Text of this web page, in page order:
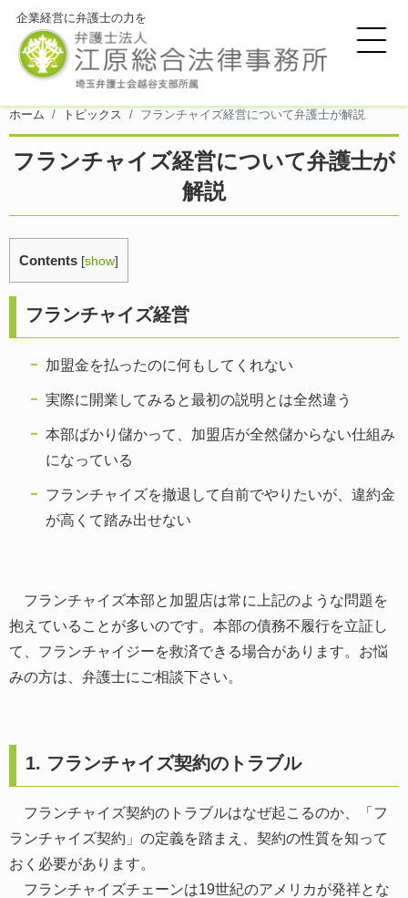
企業経営に弁護士の力を
ホーム トピックス フランチャイズ経営について弁護士が解説
フランチャイズ経営について弁護士が
解説
Contents [show]
フランチャイズ経営
加盟金を払ったのに何もしてくれない
実際に開業してみると最初の説明とは全然違う
本部ばかり儲かって、加盟店が全然儲からない仕組み
になっている
フランチャイズを撤退して自前でやりたいが、違約金
が高くて踏み出せない
フランチャイズ本部と加盟店は常に上記のような問題を
抱えていることが多いのです。本部の債務不履行を立証し
て、フランチャイジーを救済できる場合があります。お悩
みの方は、弁護士にご相談下さい。
1. フランチャイズ契約のトラブル
フランチャイズ契約のトラブルはなぜ起こるのか、「フ
ランチャイズ契約」の定義を踏まえ、契約の性質を知って
おく必要があります。
フランチャイズチェーンは19世紀のアメリカが発祥とな